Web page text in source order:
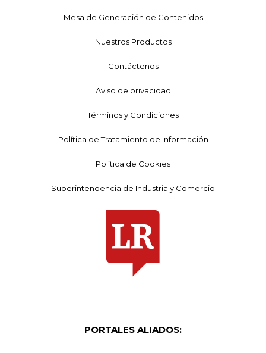
Mesa de Generación de Contenidos
Nuestros Productos
Contáctenos
Aviso de privacidad
Términos y Condiciones
Política de Tratamiento de Información
Política de Cookies
Superintendencia de Industria y Comercio
PORTALES ALIADOS: